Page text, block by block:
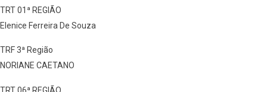
TRT 01ª REGIÃO
Elenice Ferreira De Souza
TRF 3ª Região
NORIANE CAETANO
TRT 06ª REGIÃO